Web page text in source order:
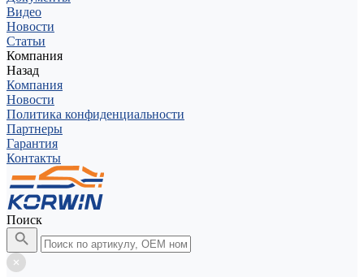
Видео
Новости
Статьи
Компания
Назад
Компания
Новости
Политика конфиденциальности
Партнеры
Гарантия
Контакты
Поиск